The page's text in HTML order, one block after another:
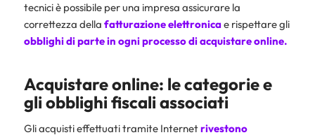
tecnici è possibile per una impresa assicurare la
correttezza della fatturazione elettronicae rispettare gli
obblighi di parte in ogni processo di acquistare online.
Acquistare online: le categorie e
gli obblighi fiscali associati
Gli acquisti effettuati tramite Internetrivestono